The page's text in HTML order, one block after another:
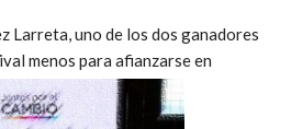
Larreta, uno de los dos ganadores
menos para afianzarse en